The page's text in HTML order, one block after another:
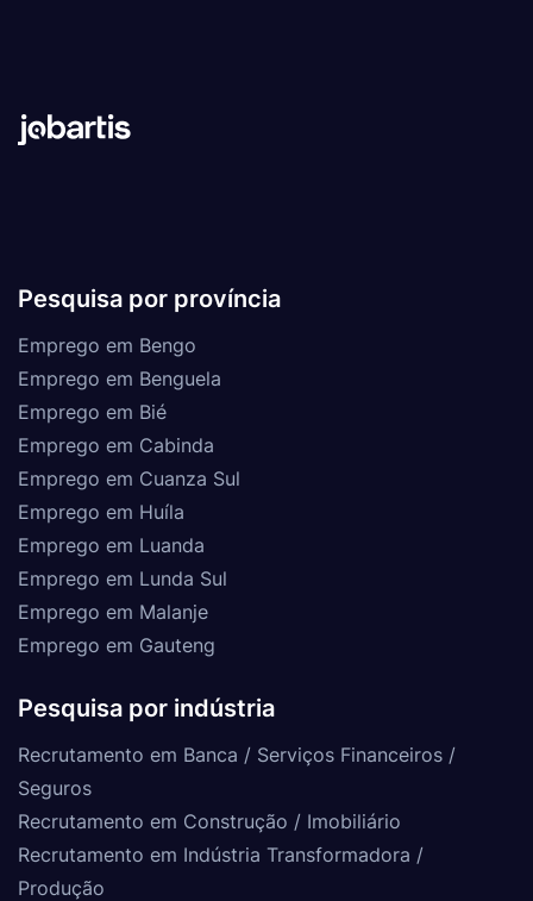
Pesquisa por província
Emprego em Bengo
Emprego em Benguela
Emprego em Bié
Emprego em Cabinda
Emprego em Cuanza Sul
Emprego em Huíla
Emprego em Luanda
Emprego em Lunda Sul
Emprego em Malanje
Emprego em Gauteng
Pesquisa por indústria
Recrutamento em Banca / Serviços Financeiros /
Seguros
Recrutamento em Construção / Imobiliário
Recrutamento em Indústria Transformadora /
Produção